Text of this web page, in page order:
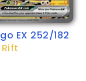
EX 252/182